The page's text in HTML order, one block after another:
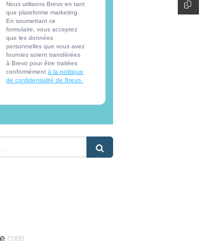
Nous utilisons Brevo en tant
que plateforme marketing.
En soumettant ce
formulaire, vous acceptez
que les données
personnelles que vous avez
fournies soient transférées
à Brevo pour être traitées
conformément à la politique
de confidentialité de Brevo.
(285)